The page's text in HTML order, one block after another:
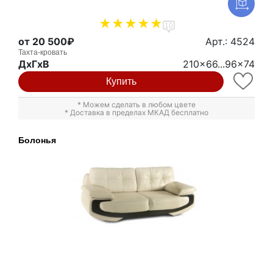
10
от 20 500₽ Арт.: 4524
Тахта-кровать
ДxГxВ 210x66...96x74
Купить
* Можем сделать в любом цвете
* Доставка в пределах МКАД бесплатно
Болонья